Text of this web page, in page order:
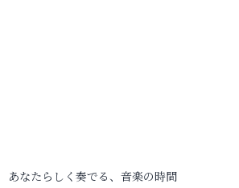
あなたらしく奏でる、音楽の時間